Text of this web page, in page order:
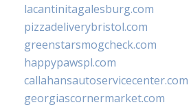
lacantinitagalesburg.com
pizzadeliverybristol.com
greenstarsmogcheck.com
happypawspl.com
callahansautoservicecenter.com
georgiascornermarket.com